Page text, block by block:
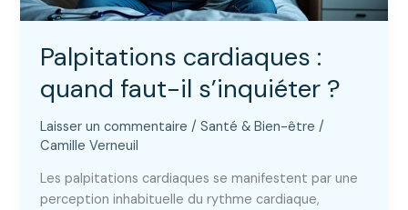
Palpitations cardiaques :
quand faut-il s’inquiéter ?
Laisser un commentaire /Santé & Bien-être /
Camille Verneuil
Les palpitations cardiaques se manifestent par une
perception inhabituelle du rythme cardiaque,